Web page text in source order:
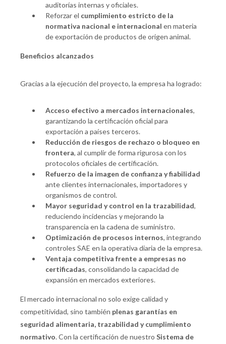
auditorías internas y oficiales.
Reforzar el cumplimiento estricto de la
normativa nacional e internacional en materia
de exportación de productos de origen animal.
Beneficios alcanzados
Gracias a la ejecución del proyecto, la empresa ha logrado:
Acceso efectivo a mercados internacionales,
garantizando la certificación oficial para
exportación a países terceros.
Reducción de riesgos de rechazo o bloqueo en
frontera, al cumplir de forma rigurosa con los
protocolos oficiales de certificación.
Refuerzo de la imagen de confianza y fiabilidad
ante clientes internacionales, importadores y
organismos de control.
Mayor seguridad y control en la trazabilidad,
reduciendo incidencias y mejorando la
transparencia en la cadena de suministro.
Optimización de procesos internos, integrando
controles SAE en la operativa diaria de la empresa.
Ventaja competitiva frente a empresas no
certificadas, consolidando la capacidad de
expansión en mercados exteriores.
El mercado internacional no solo exige calidad y
competitividad, sino también plenas garantías en
seguridad alimentaria, trazabilidad y cumplimiento
normativo. Con la certificación de nuestro Sistema de